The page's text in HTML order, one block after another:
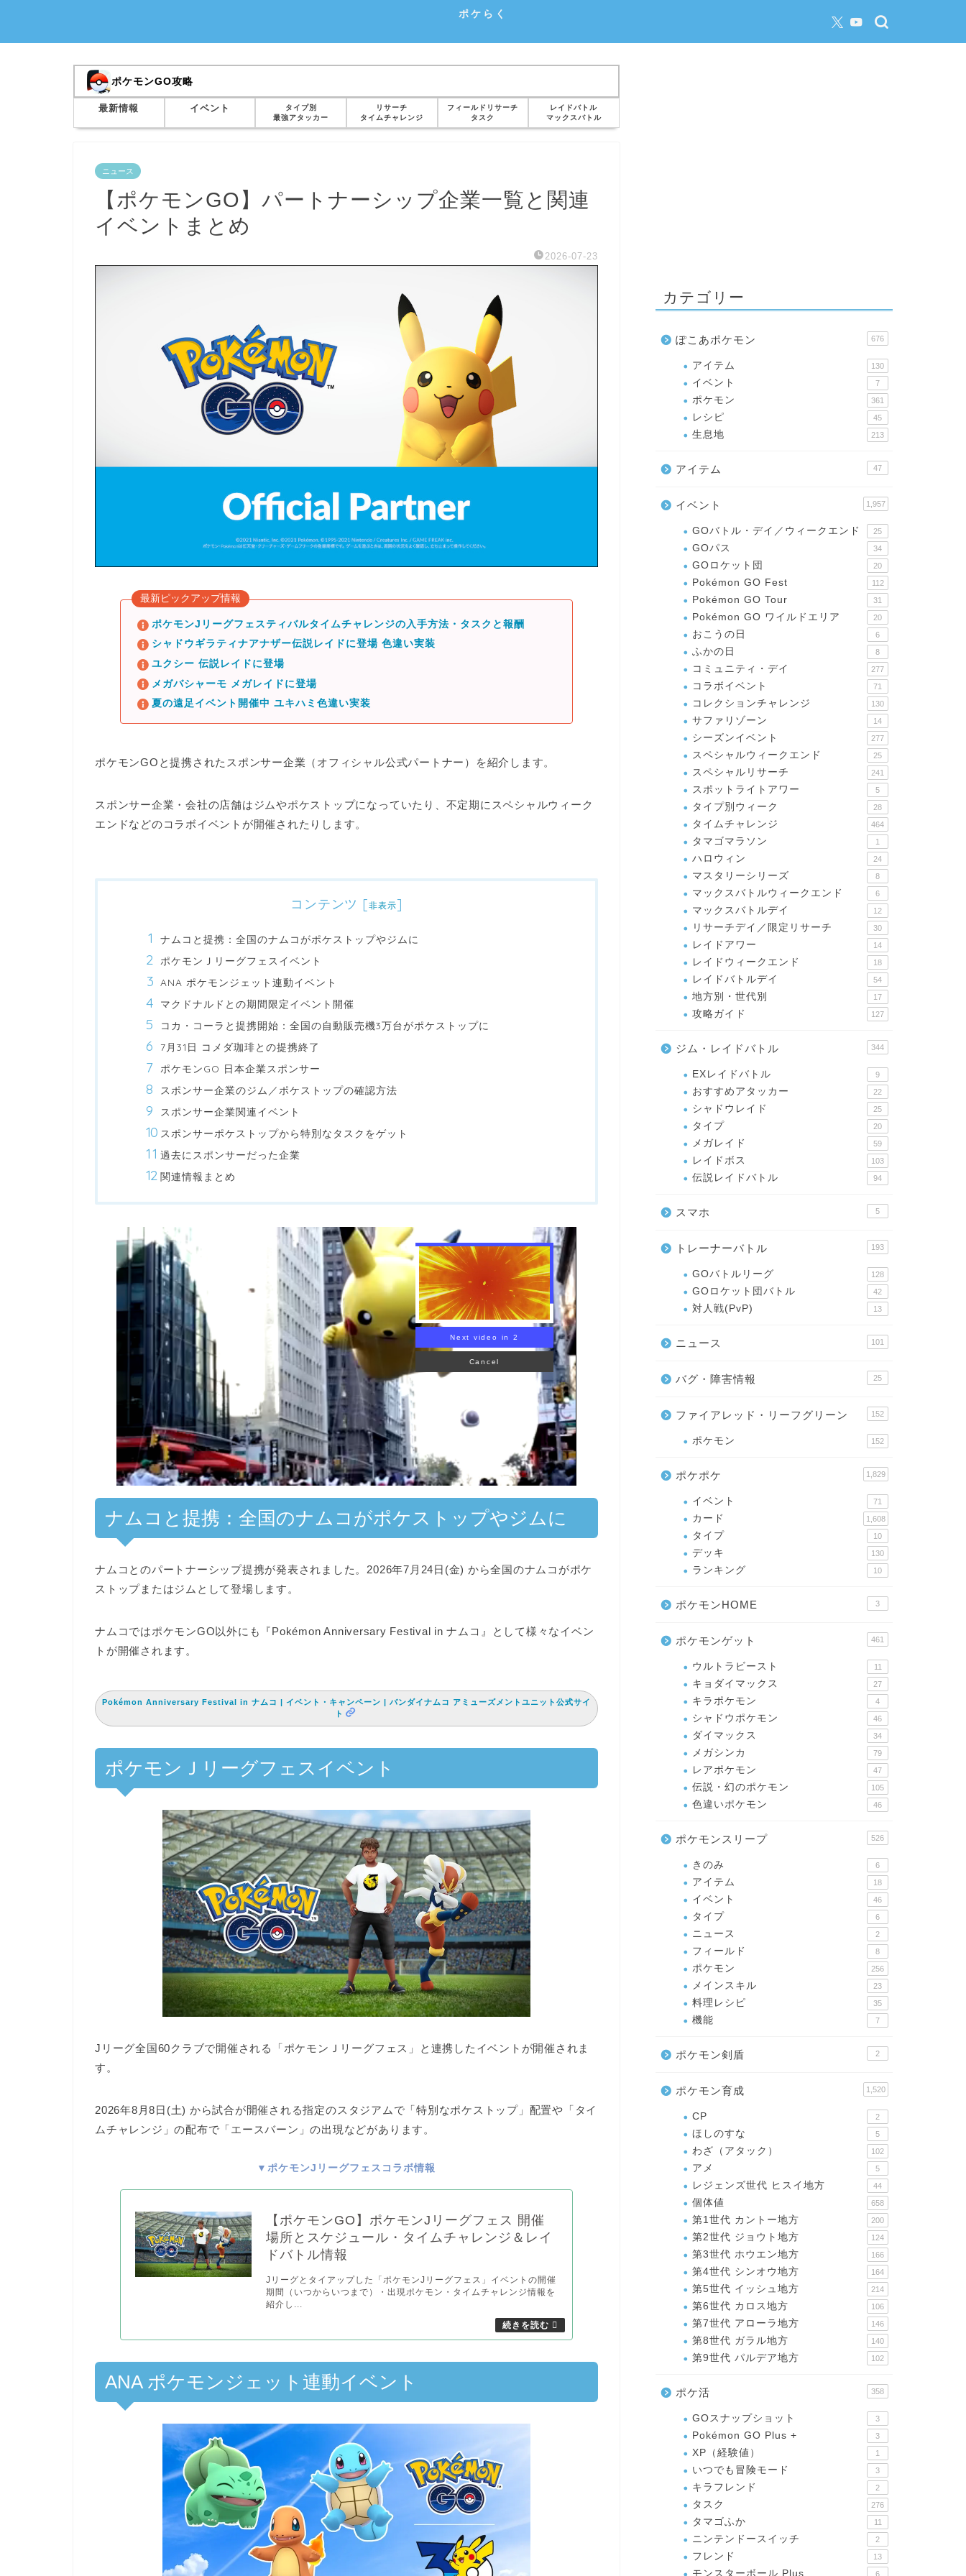
ポケらく
ポケモンGO攻略
最新情報 イベント
タイプ別
最強アタッカー
リサーチ
タイムチャレンジ
フィールドリサーチ
タスク
レイドバトル
マックスバトル
ニュース
【ポケモンGO】パートナーシップ企業一覧と関連
イベントまとめ
2026-07-23
最新ピックアップ情報
ポケモンJリーグフェスティバルタイムチャレンジの入手方法・タスクと報酬
シャドウギラティナアナザー伝説レイドに登場 色違い実装
ユクシー 伝説レイドに登場
メガバシャーモ メガレイドに登場
夏の遠足イベント開催中 ユキハミ色違い実装
ポケモンGOと提携されたスポンサー企業（オフィシャル公式パートナー）を紹介します。
スポンサー企業・会社の店舗はジムやポケストップになっていたり、不定期に スペシャルウィーク
エンドなどのコラボイベントが開催 されたりします。
コンテンツ [非表示]
ナムコと提携：全国のナムコがポケストップやジムに
ポケモンＪリーグフェスイベント
ANA ポケモンジェット連動イベント
マクドナルドとの期間限定イベント開催
コカ・コーラと提携開始：全国の自動販売機3万台がポケストップに
7月31日 コメダ珈琲との提携終了
ポケモンGO 日本企業スポンサー
スポンサー企業のジム／ポケストップの確認方法
スポンサー企業関連イベント
スポンサーポケストップから特別なタスクをゲット
過去にスポンサーだった企業
関連情報まとめ
Next video in 1
Cancel
ナムコと提携：全国のナムコがポケストップやジムに
ナムコとのパートナーシップ提携が発表されました。 2026年7月24日(金) から全国のナムコがポケ
ストップまたはジムとして登場 します。
ナムコではポケモンGO以外にも 『Pokémon Anniversary Festival in ナムコ』
として様々なイベン
トが開催されます。
Pokémon Anniversary Festival in ナムコ | イベント・キャンペーン | バンダイナムコ アミューズメントユニット公式サイ
ト
ポケモンＪリーグフェスイベント
Jリーグ全国60クラブで開催される「ポケモンＪリーグフェス」と連携したイベント が開催されま
す。
2026年8月8日(土) から試合が開催される指定のスタジアムで 「特別なポケストップ」配置や「タイ
ムチャレンジ」の配布で「エースバーン」の出現などがあります。
▼ポケモンJリーグフェスコラボ情報
【ポケモンGO】ポケモンJリーグフェス 開催
場所とスケジュール・タイムチャレンジ＆レイ
ドバトル情報
Jリーグとタイアップした「ポケモンJリーグフェス」イベントの開催
期間（いつからいつまで）・出現ポケモン・タイムチャレンジ情報を
紹介し...
ANA ポケモンジェット連動イベント
カテゴリー
ぽこあポケモン 676
アイテム 130
イベント 7
ポケモン 361
レシピ 45
生息地 213
アイテム 47
イベント 1,957
GOバトル・デイ／ウィークエンド 25
GOパス 34
GOロケット団 20
Pokémon GO Fest 112
Pokémon GO Tour 31
Pokémon GO ワイルドエリア 20
おこうの日 6
ふかの日 8
コミュニティ・デイ 277
コラボイベント 71
コレクションチャレンジ 130
サファリゾーン 14
シーズンイベント 277
スペシャルウィークエンド 25
スペシャルリサーチ 241
スポットライトアワー 5
タイプ別ウィーク 28
タイムチャレンジ 464
タマゴマラソン 1
ハロウィン 24
マスタリーシリーズ 8
マックスバトルウィークエンド 6
マックスバトルデイ 12
リサーチデイ／限定リサーチ 30
レイドアワー 14
レイドウィークエンド 18
レイドバトルデイ 54
地方別・世代別 17
攻略ガイド 127
ジム・レイドバトル 344
EXレイドバトル 9
おすすめアタッカー 22
シャドウレイド 25
タイプ 20
メガレイド 59
レイドボス 103
伝説レイドバトル 94
スマホ 5
トレーナーバトル 193
GOバトルリーグ 128
GOロケット団バトル 42
対人戦(PvP) 13
ニュース 101
バグ・障害情報 25
ファイアレッド・リーフグリーン 152
ポケモン 152
ポケポケ 1,829
イベント 71
カード 1,608
タイプ 10
デッキ 130
ランキング 10
ポケモンHOME 3
ポケモンゲット 461
ウルトラビースト 11
キョダイマックス 27
キラポケモン 4
シャドウポケモン 46
ダイマックス 34
メガシンカ 79
レアポケモン 47
伝説・幻のポケモン 105
色違いポケモン 46
ポケモンスリープ 526
きのみ 6
アイテム 18
イベント 46
タイプ 6
ニュース 2
フィールド 8
ポケモン 256
メインスキル 23
料理レシピ 35
機能 7
ポケモン剣盾 2
ポケモン育成 1,520
CP 2
ほしのすな 5
わざ（アタック） 102
アメ 5
レジェンズ世代 ヒスイ地方 44
個体値 658
第1世代 カントー地方 200
第2世代 ジョウト地方 124
第3世代 ホウエン地方 166
第4世代 シンオウ地方 164
第5世代 イッシュ地方 214
第6世代 カロス地方 106
第7世代 アローラ地方 146
第8世代 ガラル地方 140
第9世代 パルデア地方 102
ポケ活 358
GOスナップショット 3
Pokémon GO Plus + 3
XP（経験値） 1
いつでも冒険モード 3
キラフレンド 2
タスク 276
タマゴふか 11
ニンテンドースイッチ 2
フレンド 13
モンスターボール Plus 6